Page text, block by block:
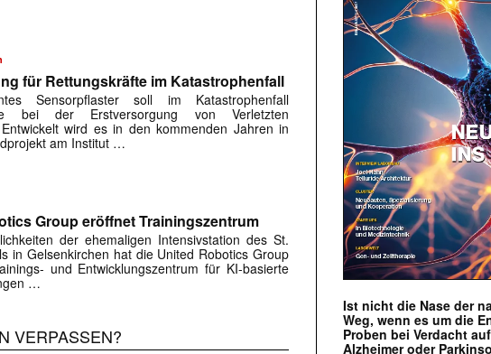
für Rettungskräfte im Katastrophenfall
Sensorpflaster soll im Katastrophenfall
bei der Erstversorgung von Verletzten
wird es in den kommenden Jahren in
am Institut …
Group eröffnet Trainingszentrum
der ehemaligen Intensivstation des St.
in Gelsenkirchen hat die United Robotics Group
und Entwicklungszentrum für KI-basierte
…
VERPASSEN?
Ist nicht die Nase der
Weg, wenn es um die
Proben bei Verdacht
Alzheimer oder